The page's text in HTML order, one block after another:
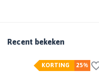
Recent bekeken
25%
KORTING